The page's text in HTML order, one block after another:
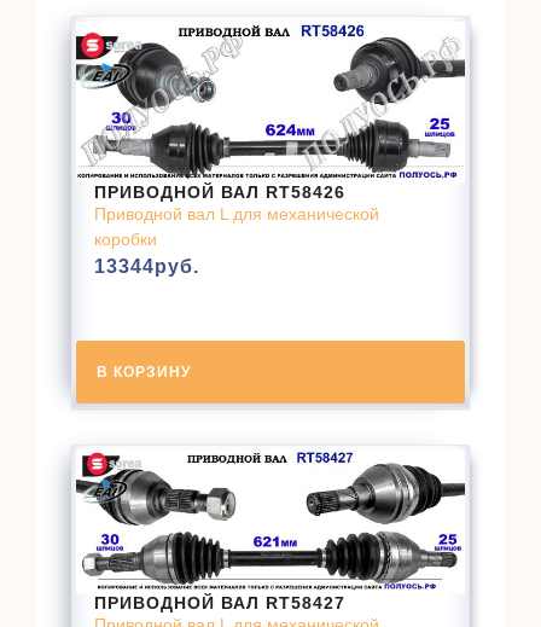
ПРИВОДНОЙ ВАЛ RT58426
Приводной вал L для механической
коробки
13344руб.
В КОРЗИНУ
ПРИВОДНОЙ ВАЛ RT58427